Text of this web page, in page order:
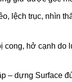
lệch trục, nhìn
cong, hở cạnh do
– dựng Surface